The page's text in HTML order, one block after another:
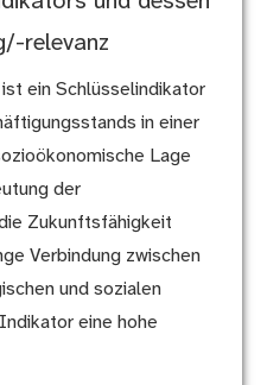
relevanz
ein Schlüsselindikator
in einer
Lage
der
Zukunftsfähigkeit
Verbindung zwischen
und sozialen
eine hohe